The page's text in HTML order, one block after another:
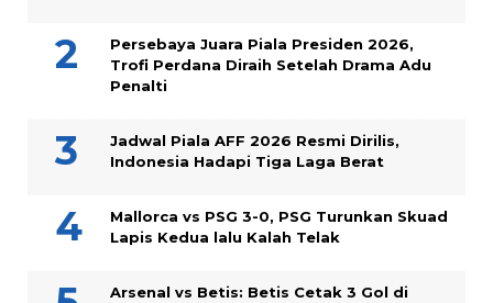
Persebaya Juara Piala Presiden 2026,
Trofi Perdana Diraih Setelah Drama Adu
Penalti
Jadwal Piala AFF 2026 Resmi Dirilis,
Indonesia Hadapi Tiga Laga Berat
Mallorca vs PSG 3-0, PSG Turunkan Skuad
Lapis Kedua lalu Kalah Telak
Arsenal vs Betis: Betis Cetak 3 Gol di